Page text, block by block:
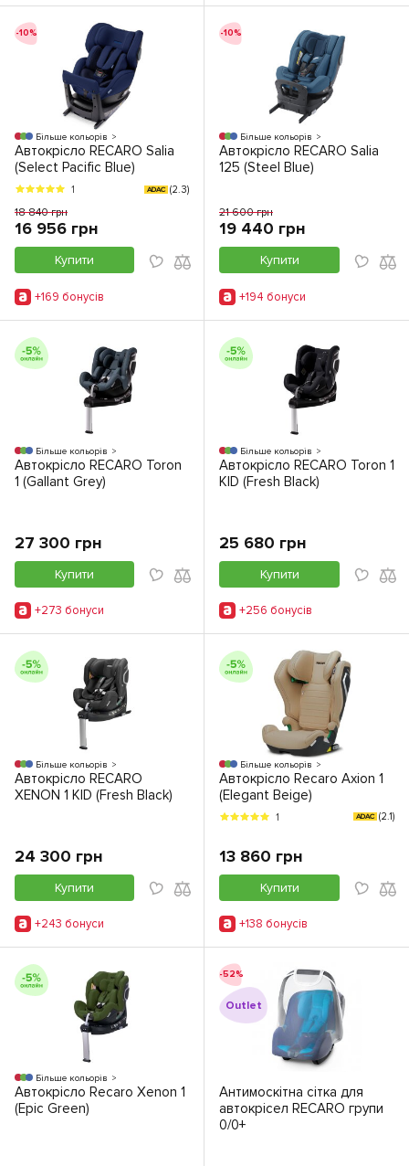
-10%
Більше кольорів
Автокрісло RECARO Salia
(Select Pacific Blue)
1 ADAC (2.3)
18 840 грн
16 956 грн
Купити
+169 бонусiв
-10%
Більше кольорів
Автокрісло RECARO Salia
125 (Steel Blue)
21 600 грн
19 440 грн
Купити
+194 бонуси
Більше кольорів
Автокрісло RECARO Toron
1 (Gallant Grey)
27 300 грн
Купити
+273 бонуси
Більше кольорів
Автокрісло RECARO Toron 1
KID (Fresh Black)
25 680 грн
Купити
+256 бонусiв
Більше кольорів
Автокрісло RECARO
XENON 1 KID (Fresh Black)
24 300 грн
Купити
+243 бонуси
Більше кольорів
Автокрісло Recaro Axion 1
(Elegant Beige)
1 ADAC (2.1)
13 860 грн
Купити
+138 бонусiв
Більше кольорів
Автокрісло Recaro Xenon 1
(Epic Green)
-52%
Outlet
Антимоскітна сітка для
автокрісел RECARO групи
0/0+